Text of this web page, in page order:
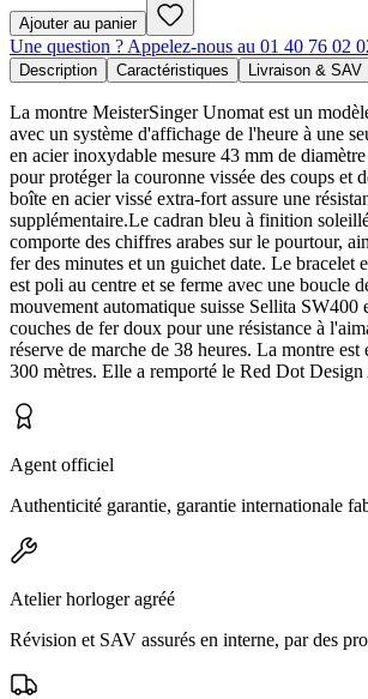
Ajouter au panier
Une question ? Appelez-nous au 01 40 76 02
Description Caractéristiques Livraison & SAV
La montre MeisterSinger Unomat est un
avec un système d'affichage de l'heure à une
en acier inoxydable mesure 43 mm de
pour protéger la couronne vissée des coups et
boîte en acier vissé extra-fort assure une
supplémentaire.Le cadran bleu à finition
comporte des chiffres arabes sur le pourtour,
fer des minutes et un guichet date. Le bracelet
est poli au centre et se ferme avec une boucle
mouvement automatique suisse Sellita SW400
couches de fer doux pour une résistance à
réserve de marche de 38 heures. La montre est
300 mètres. Elle a remporté le Red Dot
Agent officiel
Authenticité garantie, garantie internationale
Atelier horloger agréé
Révision et SAV assurés en interne, par des